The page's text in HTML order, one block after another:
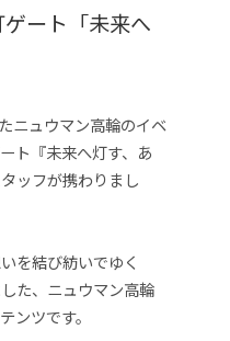
ート「未来へ
ニュウマン高輪のイベ
ト『未来へ灯す、あ
ッフが携わりまし
を結び紡いでゆく
た、ニュウマン高輪
ンツです。